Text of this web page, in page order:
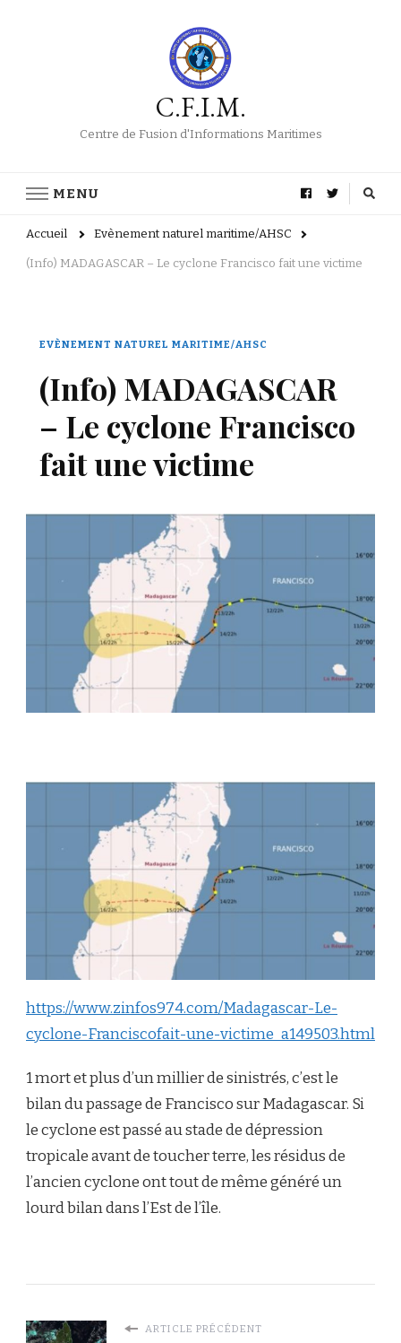
C.F.I.M.
Centre de Fusion d'Informations Maritimes
MENU
Accueil Evènement naturel maritime/AHSC
(Info) MADAGASCAR – Le cyclone Francisco fait une victime
EVÈNEMENT NATUREL MARITIME/AHSC
(Info) MADAGASCAR
– Le cyclone Francisco
fait une victime
https://www.zinfos974.com/Madagascar-Le-
cyclone-Franciscofait-une-victime_a149503.html
1 mort et plus d’un millier de sinistrés, c’est le
bilan du passage de Francisco sur Madagascar. Si
le cyclone est passé au stade de dépression
tropicale avant de toucher terre, les résidus de
l’ancien cyclone ont tout de même généré un
lourd bilan dans l’Est de l’île.
ARTICLE PRÉCÉDENT